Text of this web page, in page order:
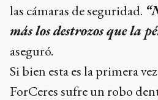
las cámaras de seguridad.
más los destrozos que la
aseguró.
Si bien esta es la primera
ForCeres sufre un robo